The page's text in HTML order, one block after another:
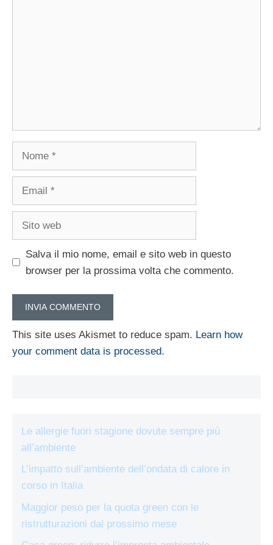
Salva il mio nome, email e sito web in questo
browser per la prossima volta che commento.
This site uses Akismet to reduce spam. Learn how
your comment data is processed.
Le allergie fuori stagione dovute sempre più
all’ambiente
L’impatto sull’ambiente dell’ondata di calore in
corso in Italia
Maggior peso per la quota green con le
ristrutturazioni dal prossimo mese